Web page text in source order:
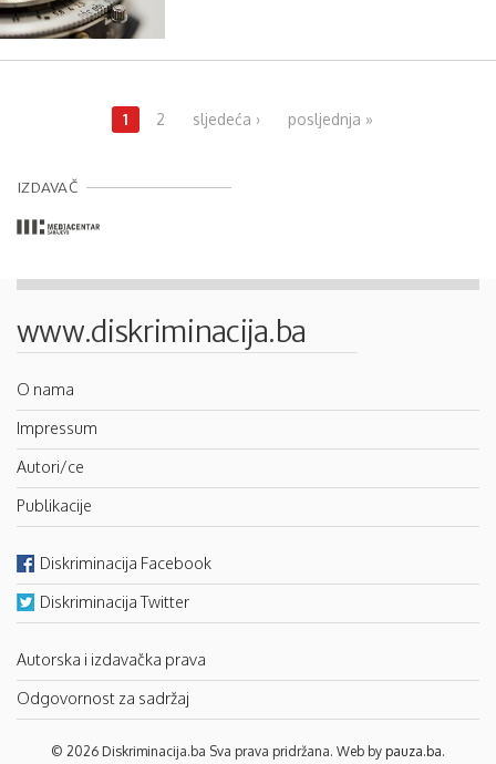
1 2 sljedeća › posljednja »
IZDAVAČ
www.diskriminacija.ba
O nama
Impressum
Autori/ce
Publikacije
Diskriminacija Facebook
Diskriminacija Twitter
Autorska i izdavačka prava
Odgovornost za sadržaj
© 2026 Diskriminacija.ba Sva prava pridržana. Web by pauza.ba.